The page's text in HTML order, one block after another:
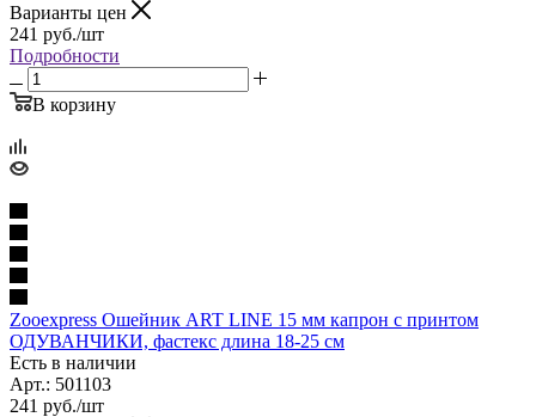
Варианты цен
241 руб./шт
Подробности
В корзину
Zooexpress Ошейник ART LINE 15 мм капрон c принтом
ОДУВАНЧИКИ, фастекс длина 18-25 см
Есть в наличии
Арт.: 501103
241 руб./шт